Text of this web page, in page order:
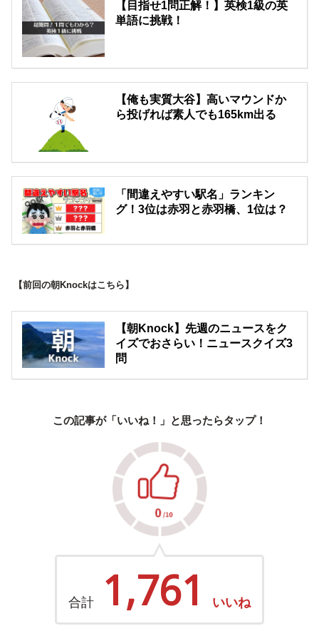
【目指せ1問正解！】英検1級の英
単語に挑戦！
【俺も実質大谷】高いマウンドか
ら投げれば素人でも165km出る
「間違えやすい駅名」ランキン
グ！3位は赤羽と赤羽橋、1位は？
【前回の朝Knockはこちら】
【朝Knock】先週のニュースをク
イズでおさらい！ニュースクイズ3
問
この記事が「いいね！」と思ったらタップ！
合計 1,761 いいね